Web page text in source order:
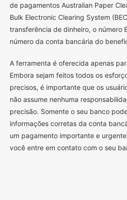
de pagamentos Australian Paper
Bulk Electronic Clearing System
transferência de dinheiro, o número
número da conta bancária do
A ferramenta é oferecida apenas
Embora sejam feitos todos os
precisos, é importante que os
não assume nenhuma
precisão. Somente o seu banco
informações corretas da conta
um pagamento importante e
você entre em contato com o seu